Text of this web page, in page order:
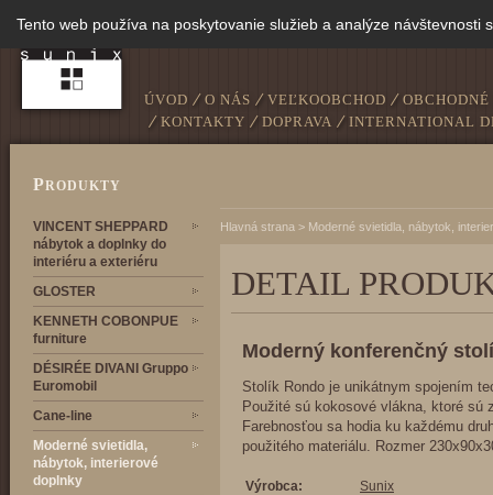
ÚVOD O NÁS VEĽKOOBCHOD
KONTAKTY
DOPRAVA INTERNATIONAL
PRODUKTY
VINCENT SHEPPARD
nábytok a doplnky do
interiéru a exteriéru
GLOSTER
KENNETH COBONPUE
furniture
DÉSIRÉE DIVANI Gruppo
Euromobil
Cane-line
Moderné svietidla,
nábytok, interierové
doplnky
Hlavná strana > Moderné svietidla, nábytok,
DETAIL
Moderný konferenčný
Stolík Rondo je unikátnym spojením
Použité sú kokosové vlákna, ktoré sú
Farebnosťou sa hodia ku každému
použitého materiálu. Rozmer
Výrobca:
Sunix
Tento web používa na poskytovanie služieb a analýze návštevnosti